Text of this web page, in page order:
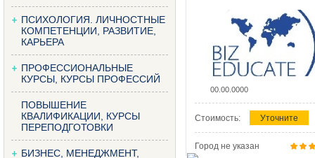
ПСИХОЛОГИЯ. ЛИЧНОСТНЫЕ
КОМПЕТЕНЦИИ, РАЗВИТИЕ,
КАРЬЕРА
ПРОФЕССИОНАЛЬНЫЕ
КУРСЫ, КУРСЫ ПРОФЕССИЙ
ПОВЫШЕНИЕ
КВАЛИФИКАЦИИ, КУРСЫ
ПЕРЕПОДГОТОВКИ
БИЗНЕС, МЕНЕДЖМЕНТ,
00.00.0000
Стоимость: Уточните
Город не указан